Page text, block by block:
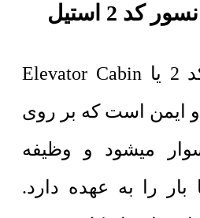
کد 2 استیل
Elevator Cabin
ایمن است که بر روی
میشود و وظیفه
را به عهده دارد.